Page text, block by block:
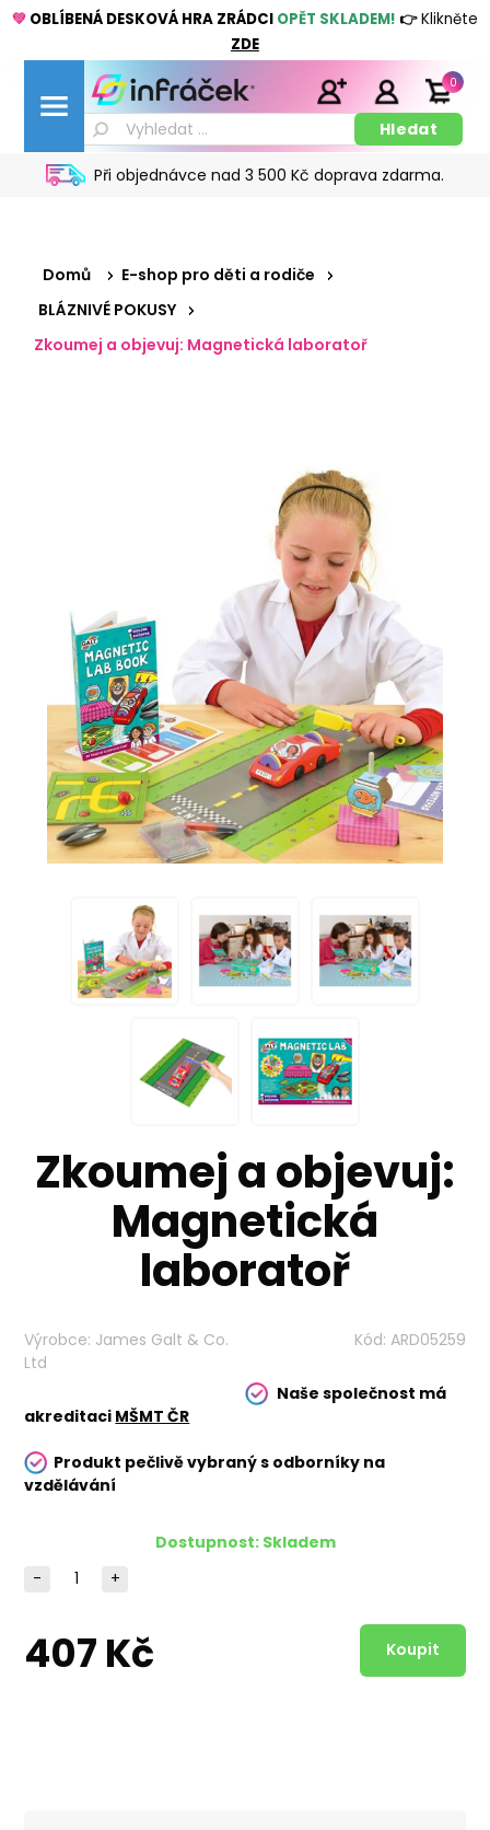
💚 OBLÍBENÁ DESKOVÁ HRA ZRÁDCI OPĚT SKLADEM! 👉Klikněte
ZDE
Při objednávce nad 3 500 Kč doprava zdarma.
0
Domů
E-shop pro děti a rodiče
BLÁZNIVÉ POKUSY
Zkoumej a objevuj: Magnetická laboratoř
Zkoumej a objevuj:
Magnetická
laboratoř
Výrobce: James Galt & Co.
Ltd
Kód: ARD05259
Naše společnost má
akreditaci MŠMT ČR
Produkt pečlivě vybraný s odborníky na
vzdělávání
Dostupnost: Skladem
407 Kč
- +